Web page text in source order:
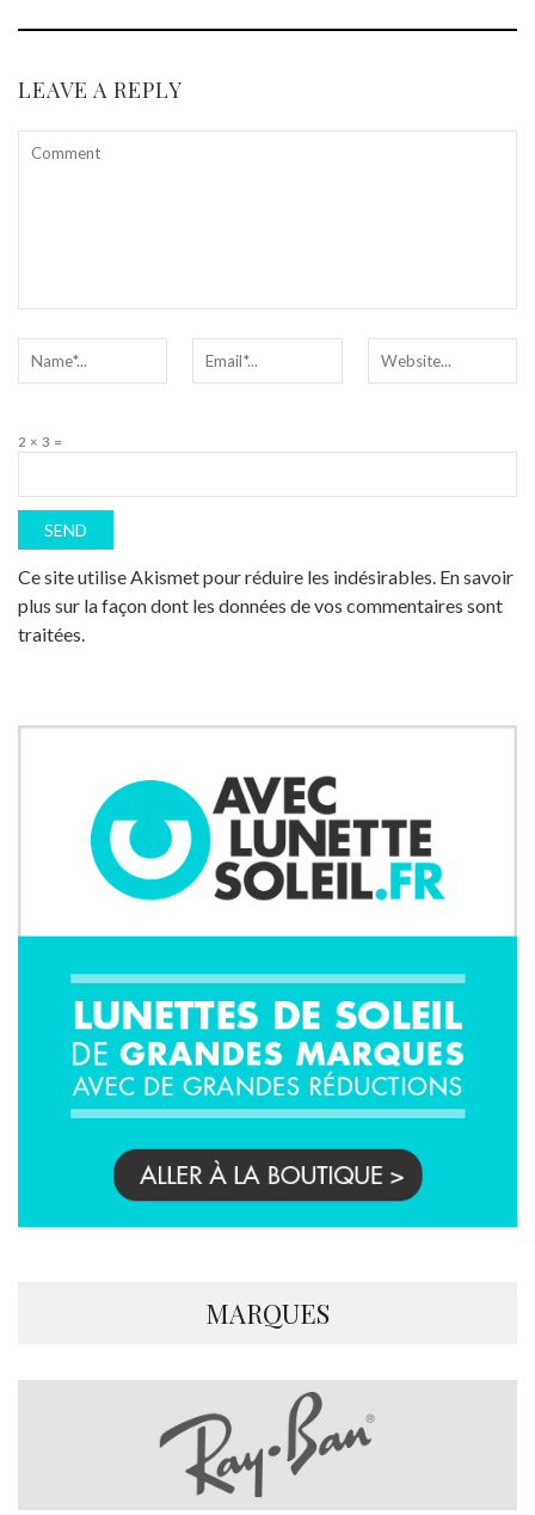
LEAVE A REPLY
2 × 3 =
Ce site utilise Akismet pour réduire les indésirables. En savoir
plus sur la façon dont les données de vos commentaires sont
traitées.
MARQUES